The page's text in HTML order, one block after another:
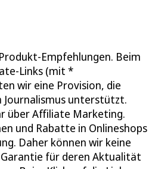
Empfehlungen. Beim
Links (mit *
wir eine Provision, die
Journalismus unterstützt.
über Affiliate Marketing.
und Rabatte in Onlineshops
Daher können wir keine
für deren Aktualität